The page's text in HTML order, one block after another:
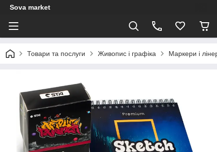
Sova market
Товари та послуги Живопис і графіка Маркери і